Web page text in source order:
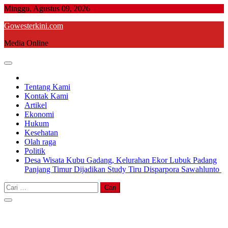
Skip
content
Minggu, Agustus 09, 2026
Gowesterkini.com
Media Online
Tentang Kami
Kontak Kami
Artikel
Ekonomi
Hukum
Kesehatan
Olah raga
Politik
Desa Wisata Kubu Gadang, Kelurahan Ekor Lubuk Padang
Panjang Timur Dijadikan Study Tiru Disparpora Sawahlunto
Cari
untuk: